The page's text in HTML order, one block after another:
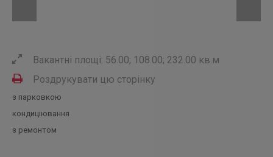
Вакантні площі: 56.00; 108.00; 232.00 кв.м
Роздрукувати цю сторінку
з парковкою
кондиціювання
з ремонтом